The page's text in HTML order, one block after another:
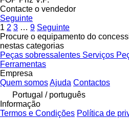
Contacte o vendedor
Seguinte
1 2 3 … 9 Seguinte
Procure o equipamento do
nestas categorias
Peças sobressalentes Serviços
Ferramentas
Empresa
Quem somosAjuda Contactos
Portugal / português
Informação
Termos e Condições Política de